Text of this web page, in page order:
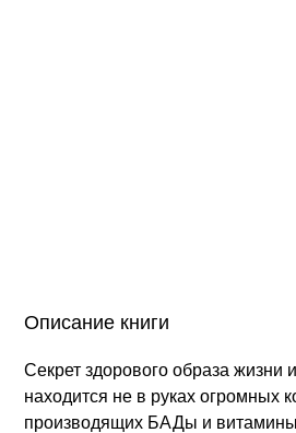
Описание книги
Секрет здорового образа жизни
находится не в руках огромных
производящих БАДы и